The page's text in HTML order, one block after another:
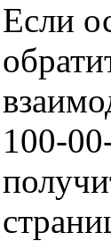
Если
100-